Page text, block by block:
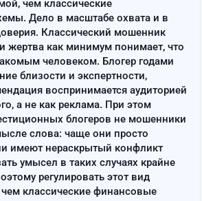
чем классические
Дело в масштабе охвата и в
Классический мошенник
и жертва как минимум понимает, что
человеком. Блогер годами
близости и экспертности,
воспринимается аудиторией
а не как реклама. При этом
блогеров не мошенники
слова: чаще они просто
имеют нераскрытый конфликт
умысел в таких случаях крайне
регулировать этот вид
классические финансовые